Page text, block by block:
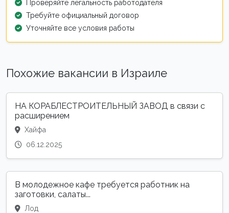
Проверяйте легальность работодателя
Требуйте официальный договор
Уточняйте все условия работы
Похожие вакансии в Израиле
НА КОРАБЛЕСТРОИТЕЛЬНЫЙ ЗАВОД в связи с
расширением
Хайфа
06.12.2025
В молодежное кафе требуется работник на
заготовки, салаты...
Лод